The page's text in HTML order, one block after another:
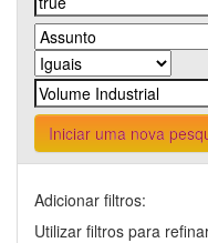
Iniciar uma nova
Adicionar filtros:
Utilizar filtros para